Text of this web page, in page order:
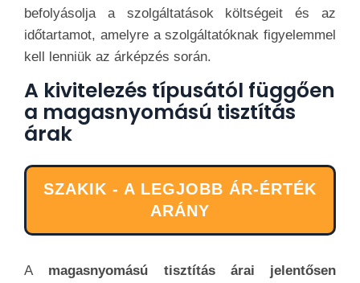
befolyásolja a szolgáltatások költségeit és az
időtartamot, amelyre a szolgáltatóknak figyelemmel
kell lenniük az árképzés során.
A kivitelezés típusától függően
a magasnyomású tisztítás
árak
SZAKIK - A LEGJOBB ÁR-ÉRTÉK
ARÁNY
A magasnyomású tisztítás árai jelentősen